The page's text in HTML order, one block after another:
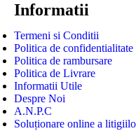
Informatii
Termeni si Conditii
Politica de confidentialitate
Politica de rambursare
Politica de Livrare
Informatii Utile
Despre Noi
A.N.P.C
Soluționare online a